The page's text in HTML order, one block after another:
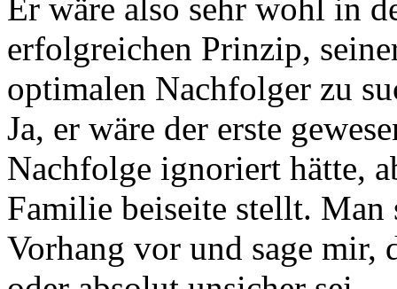
Er wäre also sehr wohl in
erfolgreichen Prinzip,
optimalen Nachfolger zu
Ja, er wäre der erste
Nachfolge ignoriert hätte,
Familie beiseite stellt.
Vorhang vor und sage mir,